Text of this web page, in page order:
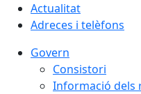
Actualitat
Adreces i telèfons
Govern
Consistori
Informació dels